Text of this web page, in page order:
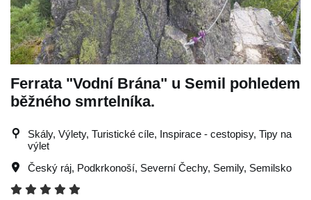
Ferrata "Vodní Brána" u Semil pohledem
běžného smrtelníka.
Skály, Výlety, Turistické cíle, Inspirace - cestopisy, Tipy na
výlet
Český ráj, Podkrkonoší, Severní Čechy, Semily, Semilsko